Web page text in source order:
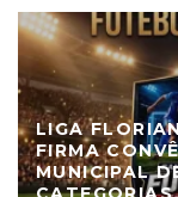
LIGA
FIRMA
MUNICIPAL